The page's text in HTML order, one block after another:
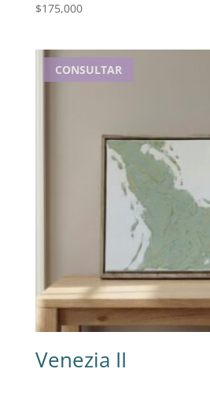
$175,000
CONSULTAR
Venezia II